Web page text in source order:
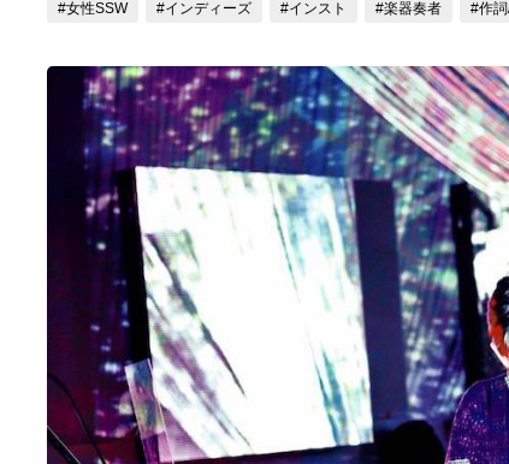
#女性SSW #インディーズ #インスト #楽器奏者 #作